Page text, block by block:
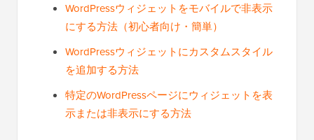
WordPressウィジェットをモバイルで非表示
にする方法（初心者向け・簡単）
WordPressウィジェットにカスタムスタイル
を追加する方法
特定のWordPressページにウィジェットを表
示または非表示にする方法